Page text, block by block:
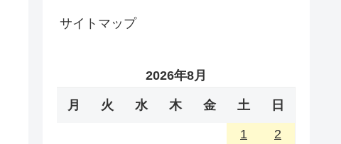
サイトマップ
2026年8月
月 火 水 木 金 土 日
1
2